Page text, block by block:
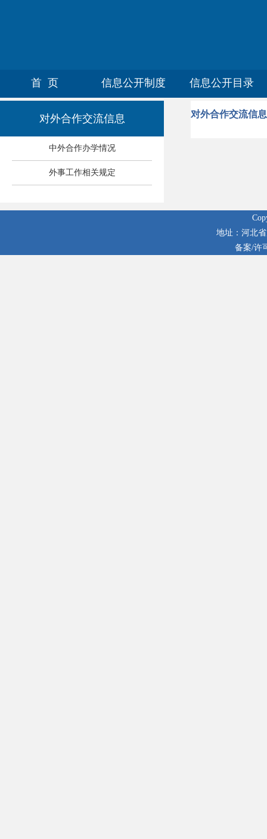
首 页 信息公开制度 信息公开目录
对外合作交流信息
中外合作办学情况
外事工作相关规定
对外合作交流信息
地址：河北
备案/许